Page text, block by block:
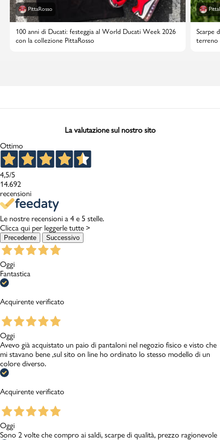
PittaRosso
100 anni di Ducati: festeggia al World Ducati Week 2026
con la collezione PittaRosso
Scarpe
terreno
La valutazione sul nostro sito
Ottimo
4,5/5
14.692
recensioni
Le nostre recensioni a 4 e 5 stelle.
Clicca qui per leggerle tutte >
Precedente Successivo
Oggi
Fantastica
Acquirente verificato
Oggi
Avevo già acquistato un paio di pantaloni nel negozio fisico e visto che
mi stavano bene ,sul sito on line ho ordinato lo stesso modello di un
colore diverso.
Acquirente verificato
Oggi
Sono 2 volte che compro ai saldi, scarpe di qualità, prezzo ragionevole